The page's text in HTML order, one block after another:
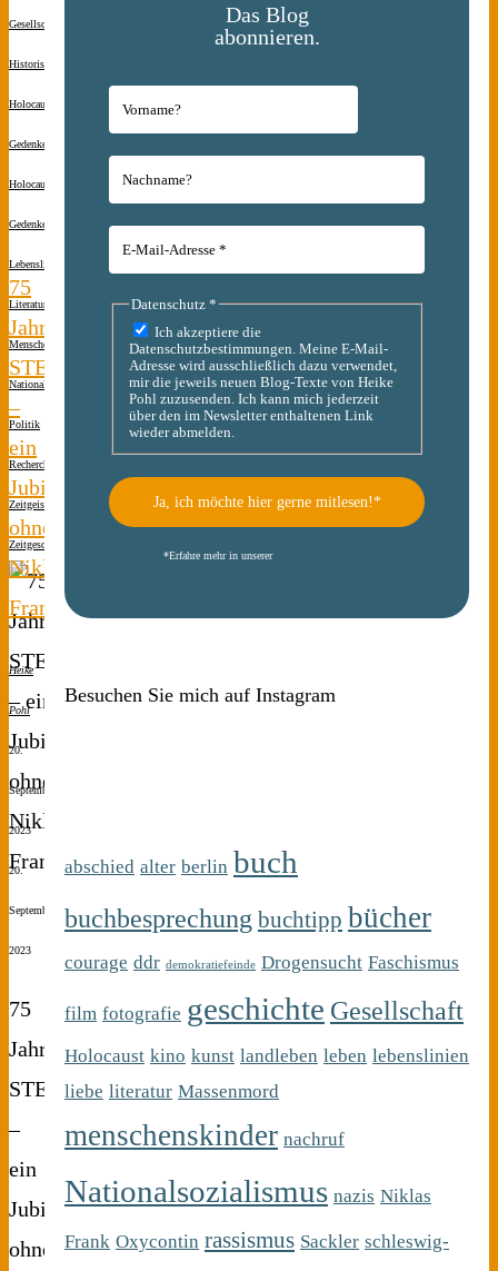
Gesellschaft
Historisches
Holocaust-
Gedenken
Holocaust-
Gedenken
Lebenslinien
Literatur
Menschen(s)kinder
Nationalsozialismus
Politik
Recherche
Zeitgeist
Zeitgeschichte
75
Jahre
STERN
–
ein
Jubiläum
ohne
Niklas
Frank
Heike
Pohl
20.
September
2023
20.
September
2023
75
Jahre
STERN
–
ein
Jubiläum
ohne
Das Blog
abonnieren.
Datenschutz *
Ich akzeptiere die
Datenschutzbestimmungen. Meine E-Mail-
Adresse wird ausschließlich dazu verwendet,
mir die jeweils neuen Blog-Texte von Heike
Pohl zuzusenden. Ich kann mich jederzeit
über den im Newsletter enthaltenen Link
wieder abmelden.
*Erfahre mehr in unserer
Besuchen Sie mich auf Instagram
abschied alter berlin buch
buchbesprechung buchtipp bücher
courage ddr demokratiefeinde Drogensucht Faschismus
film fotografie geschichte Gesellschaft
Holocaust kino kunst landleben leben lebenslinien
liebe literatur Massenmord
menschenskinder nachruf
Nationalsozialismus nazis Niklas
Frank Oxycontin rassismus Sackler schleswig-